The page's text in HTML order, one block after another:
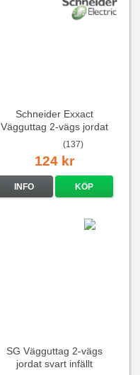
Schneider Exxact
Vägguttag 2-vägs jordat
Vit standarduttag
(137)
124 kr
INFO KÖP
SG Vägguttag 2-vägs
jordat svart infällt